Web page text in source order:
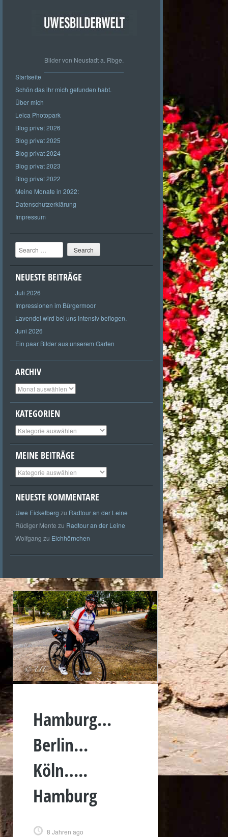
Bilder von Neustadt a. Rbge.
Startseite
Schön das ihr mich gefunden habt.
Über mich
Leica Photopark
Blog privat 2026
Blog privat 2025
Blog privat 2024
Blog privat 2023
Blog privat 2022
Meine Monate in 2022:
Datenschutzerklärung
Impressum
Search
NEUESTE BEITRÄGE
Juli 2026
Impressionen im Bürgermoor
Lavendel wird bei uns intensiv beflogen.
Juni 2026
Ein paar Bilder aus unserem Garten
ARCHIV
Archiv
KATEGORIEN
Kategorien
MEINE BEITRÄGE
Meine
Beiträge
NEUESTE KOMMENTARE
Uwe Eickelberg zu Radtour an der Leine
Rüdiger Mente zu Radtour an der Leine
Wolfgang zu Eichhörnchen
Hamburg…
Berlin…
Köln…..
Hamburg
8 Jahren ago